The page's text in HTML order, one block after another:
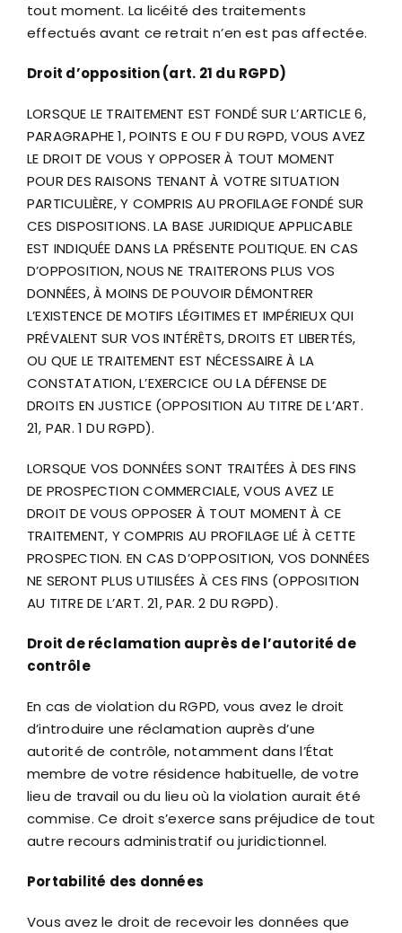
tout moment. La licéité des traitements
effectués avant ce retrait n’en est pas affectée.
Droit d’opposition (art. 21 du RGPD)
LORSQUE LE TRAITEMENT EST FONDÉ SUR L’ARTICLE 6,
PARAGRAPHE 1, POINTS E OU F DU RGPD, VOUS AVEZ
LE DROIT DE VOUS Y OPPOSER À TOUT MOMENT
POUR DES RAISONS TENANT À VOTRE SITUATION
PARTICULIÈRE, Y COMPRIS AU PROFILAGE FONDÉ SUR
CES DISPOSITIONS. LA BASE JURIDIQUE APPLICABLE
EST INDIQUÉE DANS LA PRÉSENTE POLITIQUE. EN CAS
D’OPPOSITION, NOUS NE TRAITERONS PLUS VOS
DONNÉES, À MOINS DE POUVOIR DÉMONTRER
L’EXISTENCE DE MOTIFS LÉGITIMES ET IMPÉRIEUX QUI
PRÉVALENT SUR VOS INTÉRÊTS, DROITS ET LIBERTÉS,
OU QUE LE TRAITEMENT EST NÉCESSAIRE À LA
CONSTATATION, L’EXERCICE OU LA DÉFENSE DE
DROITS EN JUSTICE (OPPOSITION AU TITRE DE L’ART.
21, PAR. 1 DU RGPD).
LORSQUE VOS DONNÉES SONT TRAITÉES À DES FINS
DE PROSPECTION COMMERCIALE, VOUS AVEZ LE
DROIT DE VOUS OPPOSER À TOUT MOMENT À CE
TRAITEMENT, Y COMPRIS AU PROFILAGE LIÉ À CETTE
PROSPECTION. EN CAS D’OPPOSITION, VOS DONNÉES
NE SERONT PLUS UTILISÉES À CES FINS (OPPOSITION
AU TITRE DE L’ART. 21, PAR. 2 DU RGPD).
Droit de réclamation auprès de l’autorité de
contrôle
En cas de violation du RGPD, vous avez le droit
d’introduire une réclamation auprès d’une
autorité de contrôle, notamment dans l’État
membre de votre résidence habituelle, de votre
lieu de travail ou du lieu où la violation aurait été
commise. Ce droit s’exerce sans préjudice de tout
autre recours administratif ou juridictionnel.
Portabilité des données
Vous avez le droit de recevoir les données que